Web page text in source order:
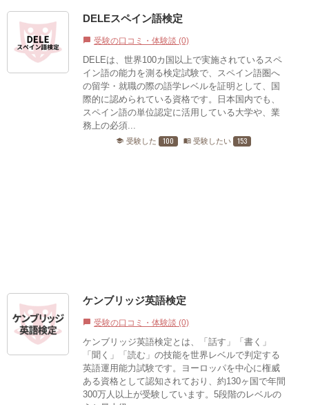
DELEスペイン語検定
chat_bubble 受験の口コミ・体験談 (0)
DELEは、世界100カ国以上で実施されているスペ
イン語の能力を測る検定試験で、スペイン語圏へ
の留学・就職の際の語学レベルを証明として、国
際的に認められている資格です。日本国内でも、
スペイン語の単位認定に活用している大学や、業
務上の必須...
school 受験した 100 menu_book 受験したい 153
ケンブリッジ英語検定
chat_bubble 受験の口コミ・体験談 (0)
ケンブリッジ英語検定とは、「話す」「書く」
「聞く」「読む」の技能を世界レベルで判定する
英語運用能力試験です。ヨーロッパを中心に権威
ある資格として認知されており、約130ヶ国で年間
300万人以上が受験しています。5段階のレベルの